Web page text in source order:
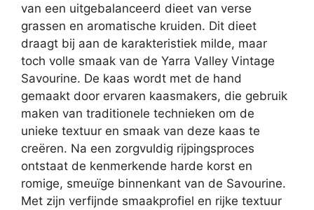
van een uitgebalanceerd dieet van verse
grassen en aromatische kruiden. Dit dieet
draagt bij aan de karakteristiek milde, maar
toch volle smaak van de Yarra Valley Vintage
Savourine. De kaas wordt met de hand
gemaakt door ervaren kaasmakers, die gebruik
maken van traditionele technieken om de
unieke textuur en smaak van deze kaas te
creëren. Na een zorgvuldig rijpingsproces
ontstaat de kenmerkende harde korst en
romige, smeuïge binnenkant van de Savourine.
Met zijn verfijnde smaakprofiel en rijke textuur